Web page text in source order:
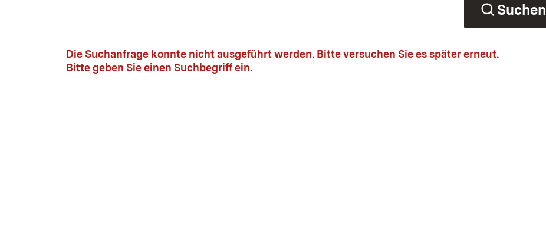
Suchen
Die Suchanfrage konnte nicht ausgeführt werden. Bitte versuchen Sie es später erneut.
Bitte geben Sie einen Suchbegriff ein.